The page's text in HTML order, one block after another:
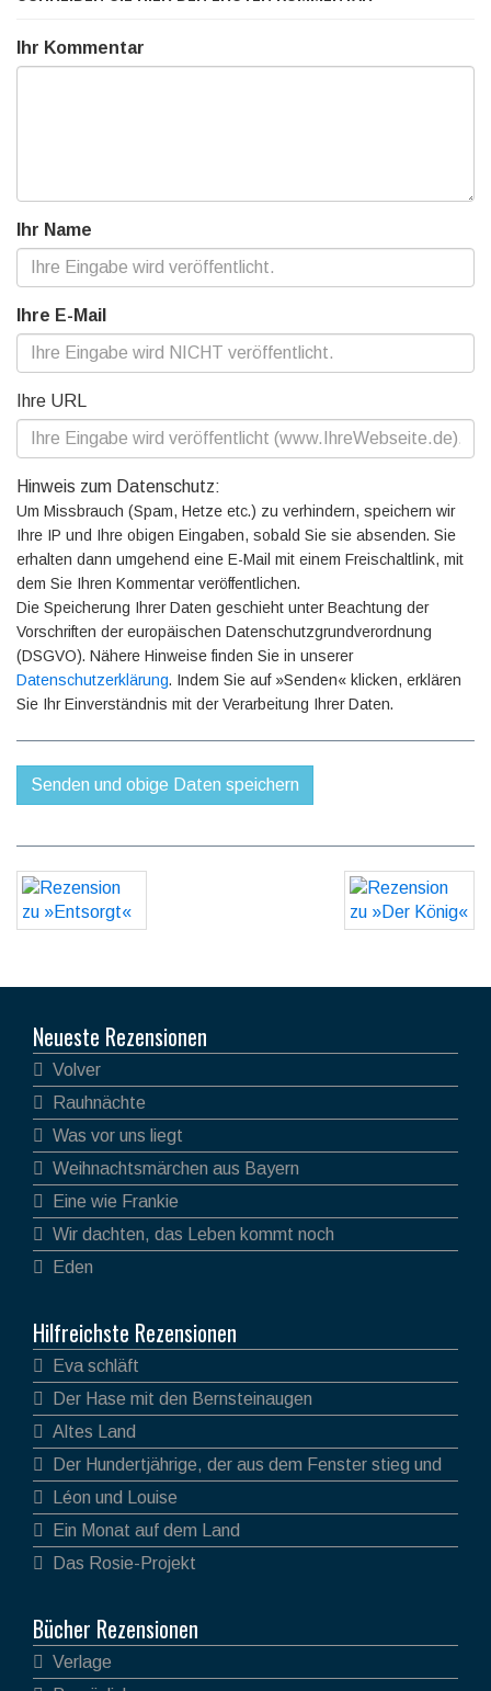
Ihr Kommentar
Ihr Name
Ihre E-Mail
Ihre URL
Hinweis zum Datenschutz:
Um Missbrauch (Spam, Hetze etc.) zu verhindern, speichern wir
Ihre IP und Ihre obigen Eingaben, sobald Sie sie absenden. Sie
erhalten dann umgehend eine E-Mail mit einem Freischaltlink, mit
dem Sie Ihren Kommentar veröffentlichen.
Die Speicherung Ihrer Daten geschieht unter Beachtung der
Vorschriften der europäischen Datenschutzgrundverordnung
(DSGVO). Nähere Hinweise finden Sie in unserer
Datenschutzerklärung. Indem Sie auf »Senden« klicken, erklären
Sie Ihr Einverständnis mit der Verarbeitung Ihrer Daten.
Neueste Rezensionen
Volver
Rauhnächte
Was vor uns liegt
Weihnachtsmärchen aus Bayern
Eine wie Frankie
Wir dachten, das Leben kommt noch
Eden
Hilfreichste Rezensionen
Eva schläft
Der Hase mit den Bernsteinaugen
Altes Land
Der Hundertjährige, der aus dem Fenster stieg und
verschwand
Léon und Louise
Ein Monat auf dem Land
Das Rosie-Projekt
Bücher Rezensionen
Verlage